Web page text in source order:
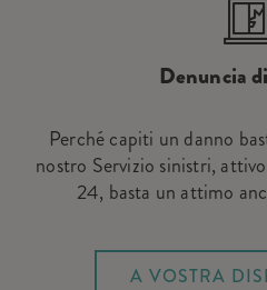
Denuncia
Perché capiti un danno
nostro Servizio sinistri,
24, basta un attimo
A VOSTRA